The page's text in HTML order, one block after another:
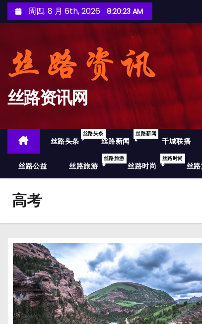
至
周四. 8 月 6th, 2026 8:20:24 AM
丝路资讯网
丝路头条
丝路头条
丝路新闻
丝路新闻
千城联播
丝路公益 丝路旅游
丝路旅游
丝路时尚
丝路时尚
丝
高考